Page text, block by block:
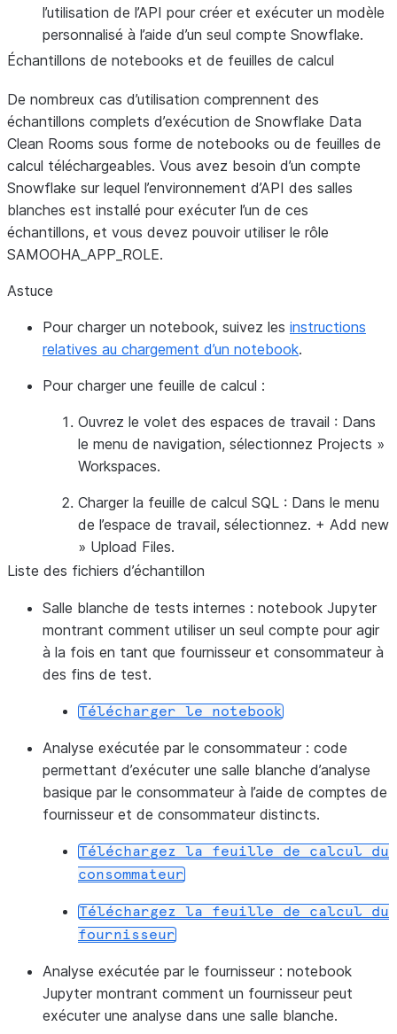
l’utilisation de l’API pour créer et exécuter un modèle
personnalisé à l’aide d’un seul compte Snowflake.
Échantillons de notebooks et de feuilles de calcul
De nombreux cas d’utilisation comprennent des
échantillons complets d’exécution de Snowflake Data
Clean Rooms sous forme de notebooks ou de feuilles de
calcul téléchargeables. Vous avez besoin d’un compte
Snowflake sur lequel l’environnement d’API des salles
blanches est installé pour exécuter l’un de ces
échantillons, et vous devez pouvoir utiliser le rôle
SAMOOHA_APP_ROLE.
Astuce
Pour charger un notebook, suivez les instructions
relatives au chargement d’un notebook.
Pour charger une feuille de calcul :
Ouvrez le volet des espaces de travail : Dans
le menu de navigation, sélectionnez Projects »
Workspaces.
Charger la feuille de calcul SQL : Dans le menu
de l’espace de travail, sélectionnez. + Add new
» Upload Files.
Liste des fichiers d’échantillon
Salle blanche de tests internes : notebook Jupyter
montrant comment utiliser un seul compte pour agir
à la fois en tant que fournisseur et consommateur à
des fins de test.
Télécharger le notebook
Analyse exécutée par le consommateur : code
permettant d’exécuter une salle blanche d’analyse
basique par le consommateur à l’aide de comptes de
fournisseur et de consommateur distincts.
Téléchargez la feuille de calcul
du
consommateur
Téléchargez la feuille de calcul
du
fournisseur
Analyse exécutée par le fournisseur : notebook
Jupyter montrant comment un fournisseur peut
exécuter une analyse dans une salle blanche.